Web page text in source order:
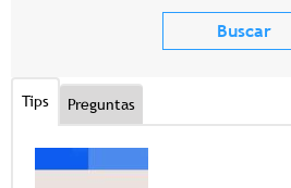
Tips Preguntas